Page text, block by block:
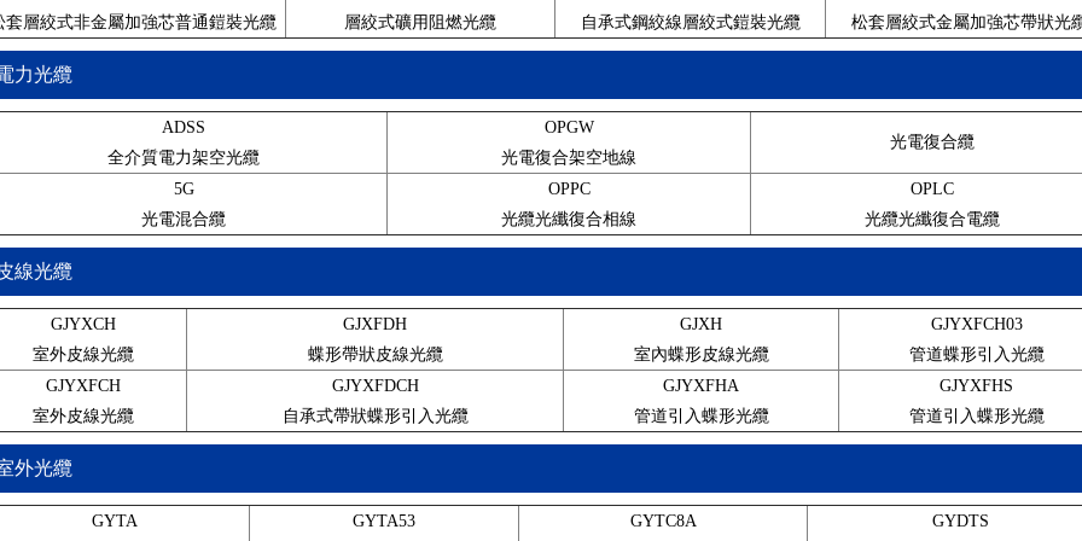
GYTAH58高鐵光纜
套層絞式非金屬加強芯普通鎧裝光纜
層絞式礦用阻燃光纜
自承式鋼絞線層絞式鎧裝光纜
松套層絞式金屬加強芯帶狀光
力光纜
ADSS
全介質電力架空光纜
OPGW
光電復合架空地線
光電復合纜
5G
光電混合纜
OPPC
光纜光纖復合相線
OPLC
光纜光纖復合電纜
線光纜
GJYXCH
室外皮線光纜
GJXFDH
蝶形帶狀皮線光纜
GJXH
室內蝶形皮線光纜
GJYXFCH03
管道蝶形引入光纜
GJYXFCH
室外皮線光纜
GJYXFDCH
自承式帶狀蝶形引入光纜
GJYXFHA
管道引入蝶形光纜
GJYXFHS
管道引入蝶形光纜
外光纜
GYTA GYTA53 GYTC8A GYDTS